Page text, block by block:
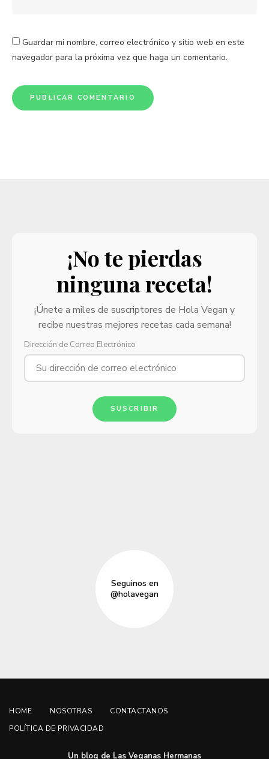
Guardar mi nombre, correo electrónico y sitio web en este
navegador para la próxima vez que haga un comentario.
¡No te pierdas
ninguna receta!
¡Únete a miles de suscriptores de Hola Vegan y
recibe nuestras mejores recetas cada semana!
Dirección de Correo Electrónico
SUSCRIBIR
Seguinos en
@holavegan
HOME NOSOTRAS
CONTACTANOS
POLÍTICA DE PRIVACIDAD
Un blog de Las Veganas Hermanas